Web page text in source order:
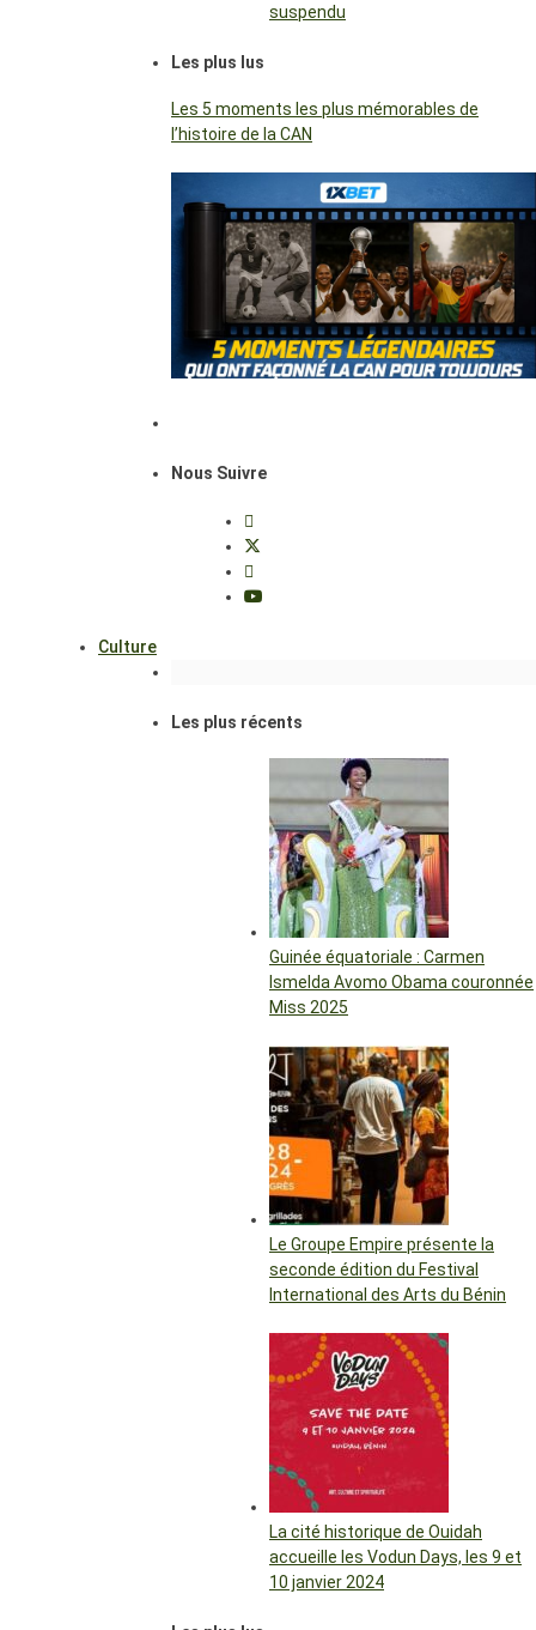
suspendu
Les plus lus
Les 5 moments les plus mémorables de
l’histoire de la CAN
Nous Suivre
Culture
Les plus récents
Guinée équatoriale : Carmen
Ismelda Avomo Obama couronnée
Miss 2025
Le Groupe Empire présente la
seconde édition du Festival
International des Arts du Bénin
La cité historique de Ouidah
accueille les Vodun Days, les 9 et
10 janvier 2024